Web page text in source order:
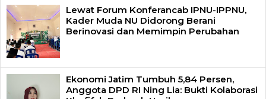
Lewat Forum Konferancab IPNU-IPPNU,
Kader Muda NU Didorong Berani
Berinovasi dan Memimpin Perubahan
Ekonomi Jatim Tumbuh 5,84 Persen,
Anggota DPD RI Ning Lia: Bukti Kolaborasi